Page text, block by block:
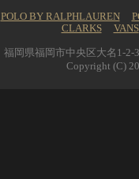
POLO BY RALPHLAUREN
CLARKS
VANS
福岡県福岡市中央区大名1-2-
Copyright (C)